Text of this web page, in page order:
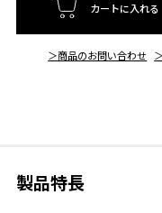
カートに入れる
＞商品のお問い合わせ
製品特長